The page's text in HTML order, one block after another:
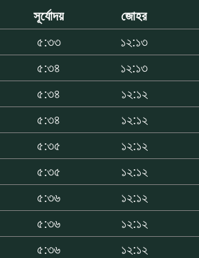
সূর্যোদয় জোহর
৫:৩৩ ১২:১৩
৫:৩৪ ১২:১৩
৫:৩৪ ১২:১২
৫:৩৪ ১২:১২
৫:৩৫ ১২:১২
৫:৩৫ ১২:১২
৫:৩৬ ১২:১২
৫:৩৬ ১২:১২
৫:৩৬ ১২:১২